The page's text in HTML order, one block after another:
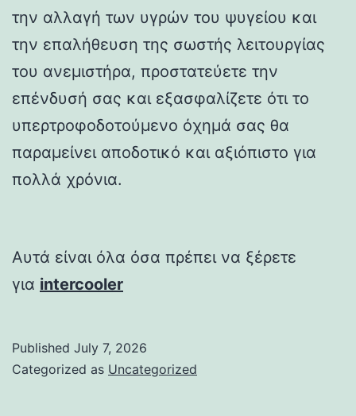
την αλλαγή των υγρών του ψυγείου και
την επαλήθευση της σωστής λειτουργίας
του ανεμιστήρα, προστατεύετε την
επένδυσή σας και εξασφαλίζετε ότι το
υπερτροφοδοτούμενο όχημά σας θα
παραμείνει αποδοτικό και αξιόπιστο για
πολλά χρόνια.
Αυτά είναι όλα όσα πρέπει να ξέρετε
για intercooler
Published July 7, 2026
Categorized as Uncategorized